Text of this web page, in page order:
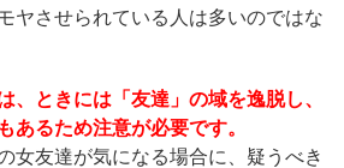
ヤさせられている人は多いのではな
、ときには「友達」の域を逸脱し、
あるため注意が必要です。
女友達が気になる場合に、疑うべき